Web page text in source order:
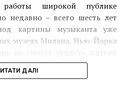
работы широкой публике
недавно – всего шесть лет
картины музыканта уже
музеях Милана, Нью-Йорка
ДАЛІ